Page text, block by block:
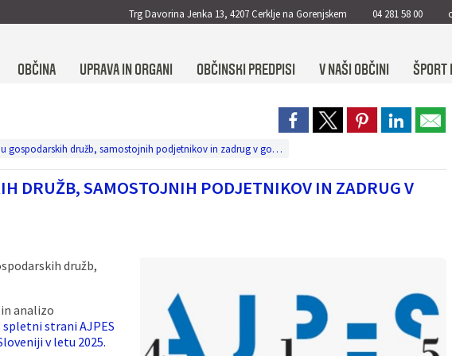
Trg Davorina Jenka 13, 4207 Cerklje na Gorenjskem 04 281 58 00
OBČINA UPRAVA IN ORGANI OBČINSKI PREDPISI V NAŠI OBČINI ŠPORT
Informacija o poslovanju gospodarskih družb, samostojnih podjetnikov in zadrug v gorenjski regiji v letu 2025
DRUŽB, SAMOSTOJNIH PODJETNIKOV IN ZADRUG V
družb,
analizo
spletni strani AJPES
v letu 2025.